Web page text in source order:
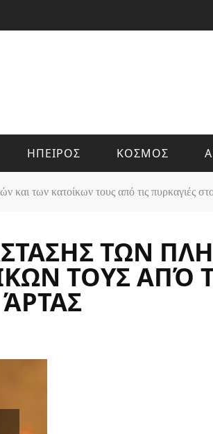
ΗΠΕΙΡΟΣ ΚΟΣΜΟΣ
και των κατοίκων τους από τις πυρκαγιές
ΤΩΝ
ΤΟΥΣ ΑΠΌ